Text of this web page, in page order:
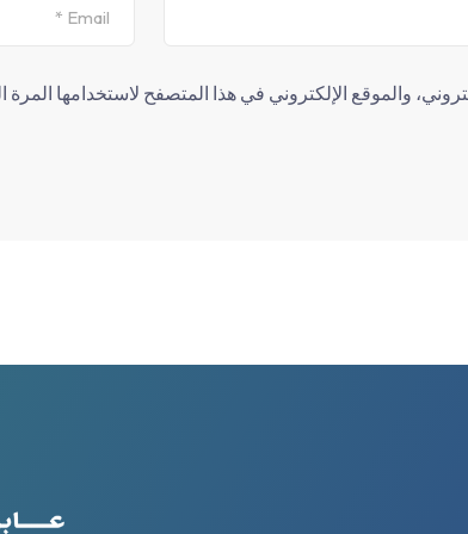
والموقع الإلكتروني في هذا المتصفح لاستخدامها المرة